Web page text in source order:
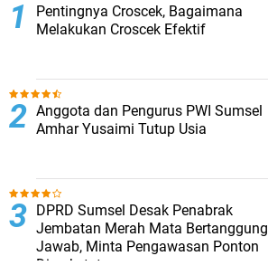
Pentingnya Croscek, Bagaimana
Melakukan Croscek Efektif
Anggota dan Pengurus PWI Sumsel
Amhar Yusaimi Tutup Usia
DPRD Sumsel Desak Penabrak
Jembatan Merah Mata Bertanggung
Jawab, Minta Pengawasan Ponton
Diperketat